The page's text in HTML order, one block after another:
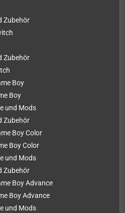
Zubehör
Zubehör
Boy
Boy
und Mods
Zubehör
Boy Color
Boy Color
und Mods
Zubehör
Boy Advance
Boy Advance
und Mods